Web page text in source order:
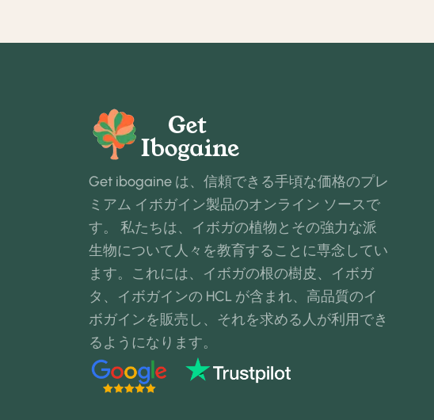
Get ibogaine は、信頼できる手頃な価格のプレ
ミアム イボガイン製品のオンライン ソースで
す。 私たちは、イボガの植物とその強力な派
生物について人々を教育することに専念してい
ます。これには、イボガの根の樹皮、イボガ
タ、イボガインの HCL が含まれ、高品質のイ
ボガインを販売し、それを求める人が利用でき
るようになります。